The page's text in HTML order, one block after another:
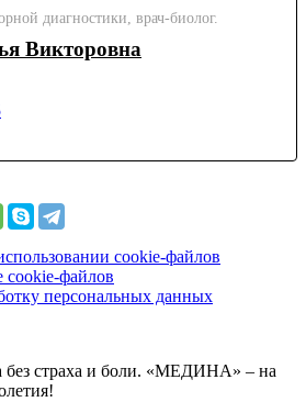
диагностики, врач-биолог.
Викторовна
cookie-файлов
cookie-файлов
персональных данных
без страха и боли. «МЕДИНА» – на